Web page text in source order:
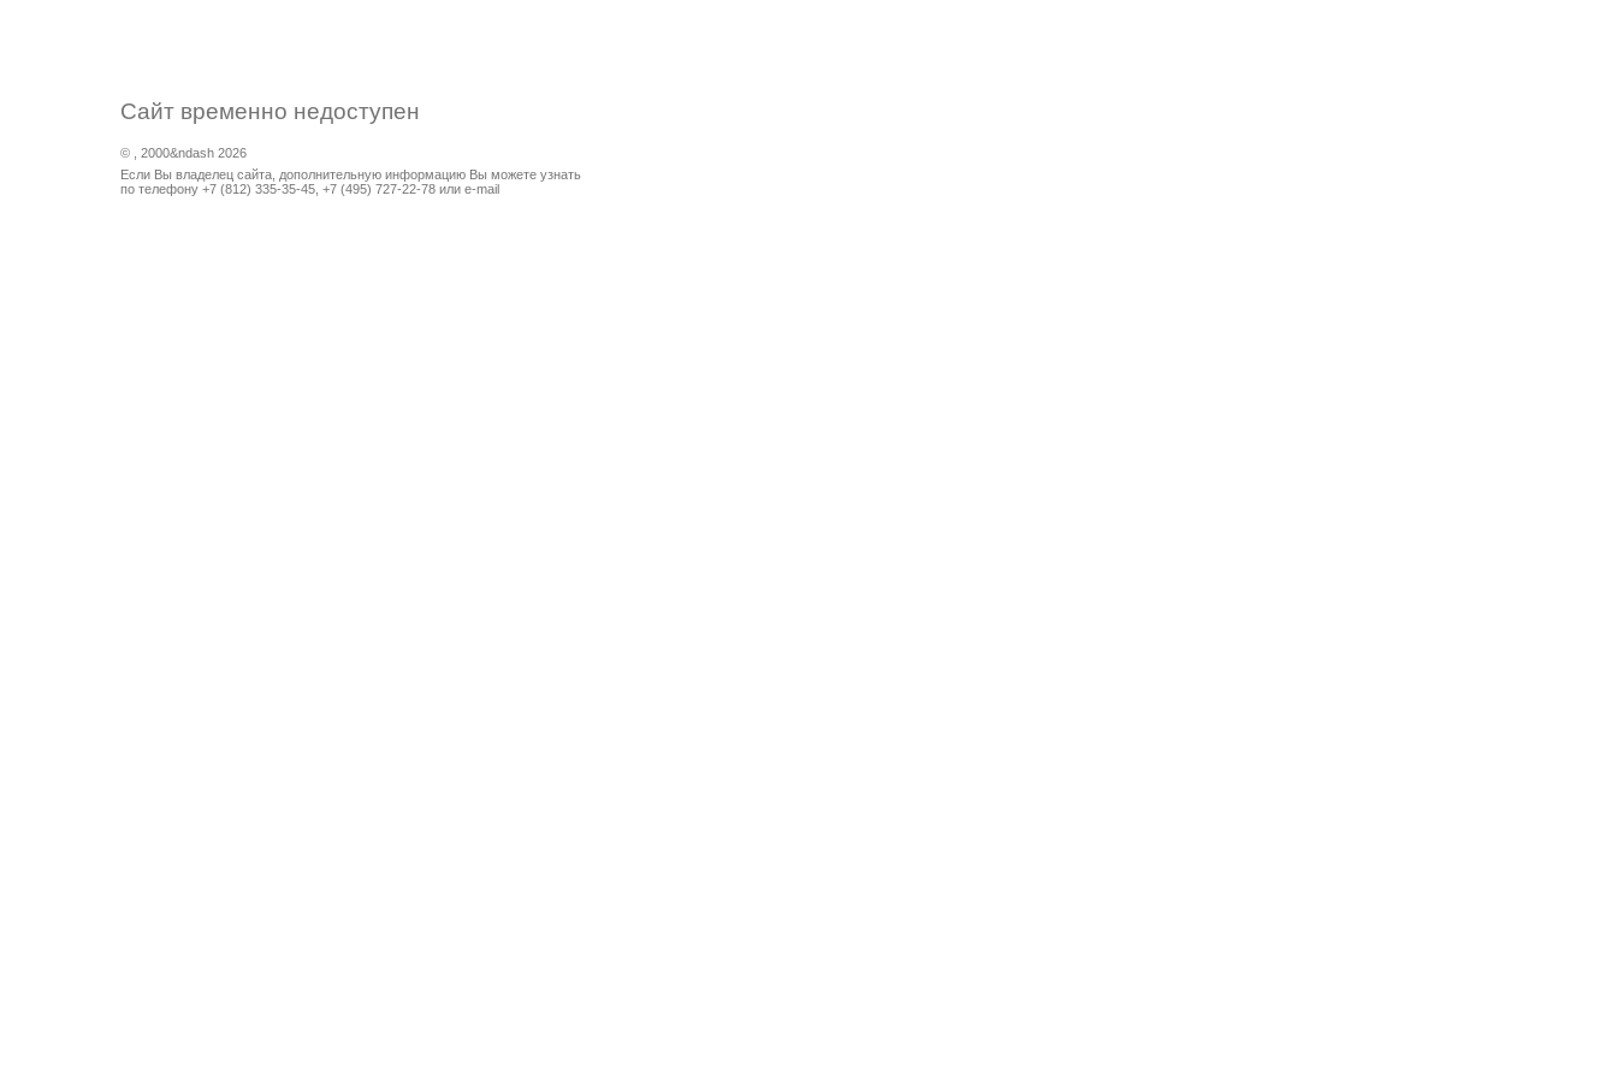
© , 2000&ndash 2026
Сайт временно недоступен
Если Вы владелец сайта, дополнительную информацию Вы можете узнать
по телефону +7 (812) 335-35-45, +7 (495) 727-22-78 или e-mail